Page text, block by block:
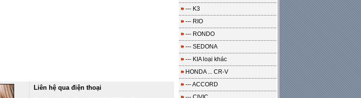
Liên hệ qua điện thoại
--- K3
--- RIO
--- RONDO
--- SEDONA
--- KIA loại khác
HONDA ... CR-V
--- ACCORD